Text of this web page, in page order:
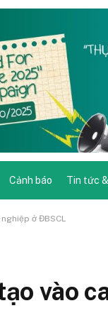
Cảnh báo Tin tức
ở ĐBSCL
vào